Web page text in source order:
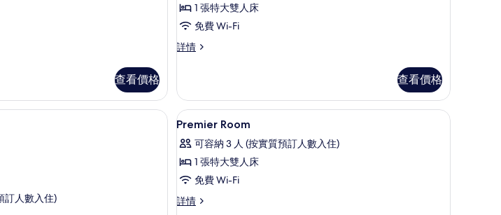
查看價格
房
特
大
的
相
片
1 張特大雙人床
免費 Wi-Fi
詳情
豪
特
大
號
詳
情
查看價格
迷你吧、房內夾萬、書桌、遮光窗簾/窗簾
訂人數入住)
載
入
所
有
Premier
Room
迷你吧、房內夾萬、書桌、遮光窗簾/窗簾
4
Premier Room
可容納 3 人 (按實質預訂人數入住)
1 張特大雙人床
免費 Wi-Fi
詳情
Premier